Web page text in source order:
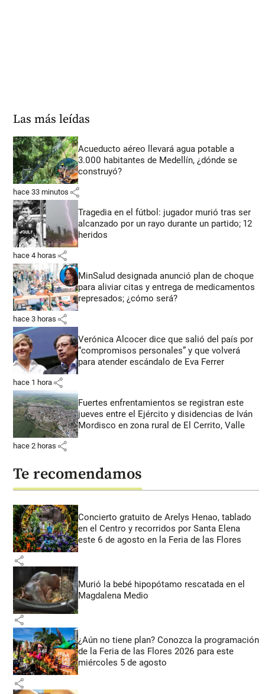
Las más leídas
Acueducto aéreo llevará agua potable a
3.000 habitantes de Medellín, ¿dónde se
construyó?
hace 33 minutos share
Tragedia en el fútbol: jugador murió tras ser
alcanzado por un rayo durante un partido; 12
heridos
hace 4 horas share
MinSalud designada anunció plan de choque
para aliviar citas y entrega de medicamentos
represados; ¿cómo será?
hace 3 horas share
Verónica Alcocer dice que salió del país por
“compromisos personales” y que volverá
para atender escándalo de Eva Ferrer
hace 1 hora share
Fuertes enfrentamientos se registran este
jueves entre el Ejército y disidencias de Iván
Mordisco en zona rural de El Cerrito, Valle
hace 2 horas share
Te recomendamos
Concierto gratuito de Arelys Henao, tablado
en el Centro y recorridos por Santa Elena
este 6 de agosto en la Feria de las Flores
share
Murió la bebé hipopótamo rescatada en el
Magdalena Medio
share
¿Aún no tiene plan? Conozca la programación
de la Feria de las Flores 2026 para este
miércoles 5 de agosto
share